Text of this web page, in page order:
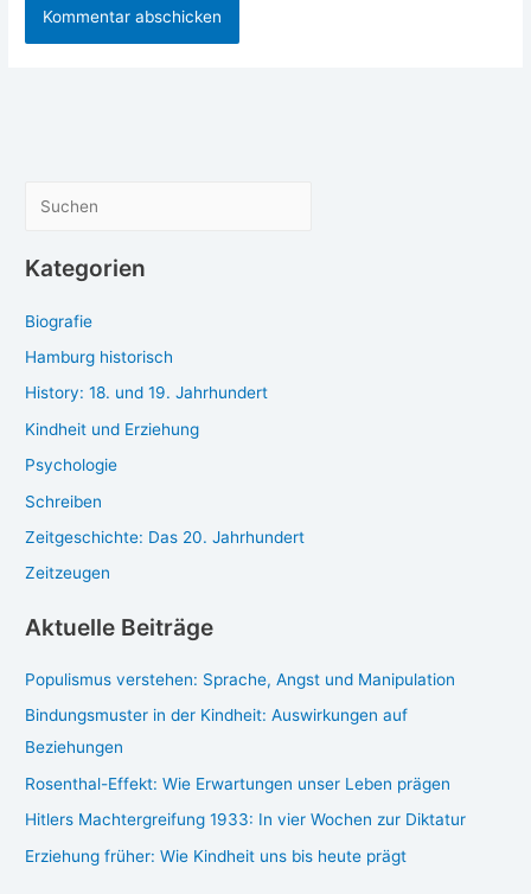
c
e
n
Kategorien
Biografie
Hamburg historisch
History: 18. und 19. Jahrhundert
Kindheit und Erziehung
Psychologie
Schreiben
Zeitgeschichte: Das 20. Jahrhundert
Zeitzeugen
Aktuelle Beiträge
Populismus verstehen: Sprache, Angst und Manipulation
Bindungsmuster in der Kindheit: Auswirkungen auf
Beziehungen
Rosenthal-Effekt: Wie Erwartungen unser Leben prägen
Hitlers Machtergreifung 1933: In vier Wochen zur Diktatur
Erziehung früher: Wie Kindheit uns bis heute prägt